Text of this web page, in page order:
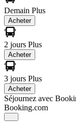
Demain Plus
Acheter
2 jours Plus
Acheter
3 jours Plus
Acheter
Séjournez avec
Booking.com